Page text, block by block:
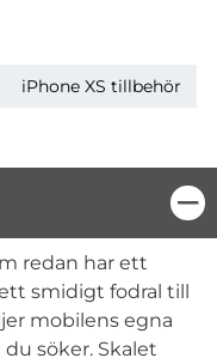
iPhone XS tillbehör
redan har ett
smidigt fodral till
mobilens egna
söker. Skalet